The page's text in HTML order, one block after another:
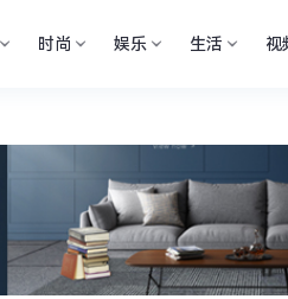
时尚 娱乐 生活 视